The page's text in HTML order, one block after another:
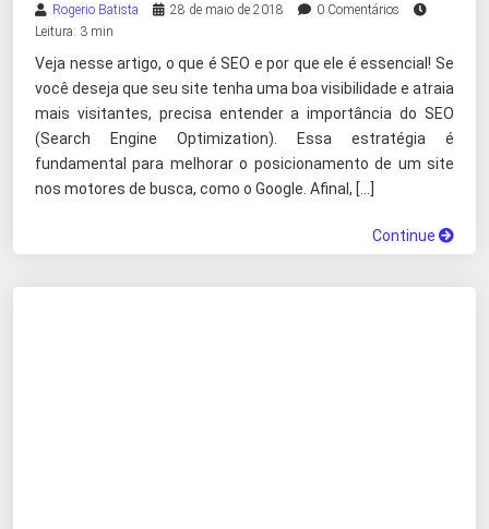
Rogerio Batista 28 de maio de 2018
0 Comentários
Leitura: 3 min
Veja nesse artigo, o que é SEO e por que ele é essencial! Se
você deseja que seu site tenha uma boa visibilidade e atraia
mais visitantes, precisa entender a importância do SEO
(Search Engine Optimization). Essa estratégia é
fundamental para melhorar o posicionamento de um site
nos motores de busca, como o Google. Afinal, […]
Continue